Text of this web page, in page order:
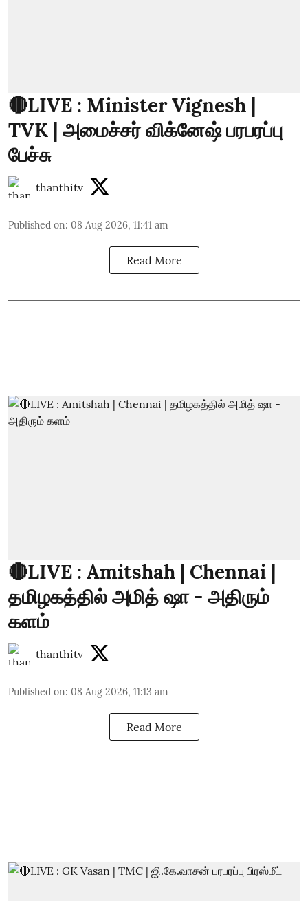
🔴LIVE : Minister Vignesh |
TVK | அமைச்சர் விக்னேஷ் பரபரப்பு
பேச்சு
thanthitv
Published on: 08 Aug 2026, 11:41 am
Read More
🔴LIVE : Amitshah | Chennai |
தமிழகத்தில் அமித் ஷா - அதிரும்
களம்
thanthitv
Published on: 08 Aug 2026, 11:13 am
Read More